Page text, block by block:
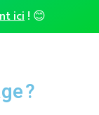
ici! 😊
?